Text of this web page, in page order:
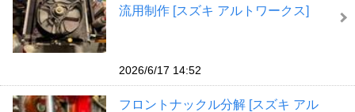
流用制作 [スズキ アルトワークス]
2026/6/17 14:52
フロントナックル分解 [スズキ アル